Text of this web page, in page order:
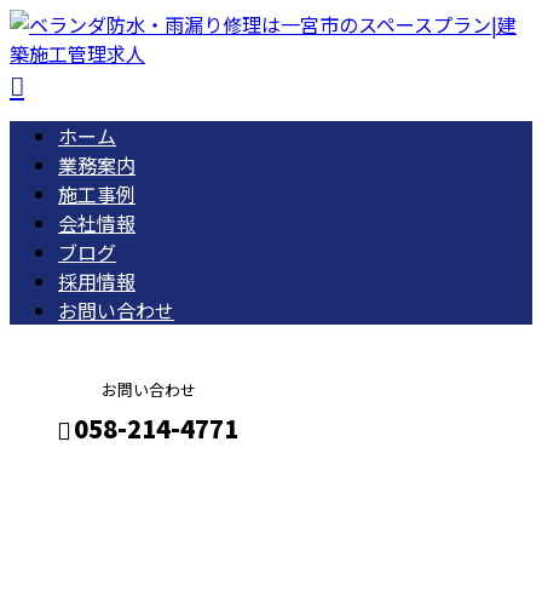
ホーム
業務案内
施工事例
会社情報
ブログ
採用情報
お問い合わせ
お問い合わせ
058-214-4771